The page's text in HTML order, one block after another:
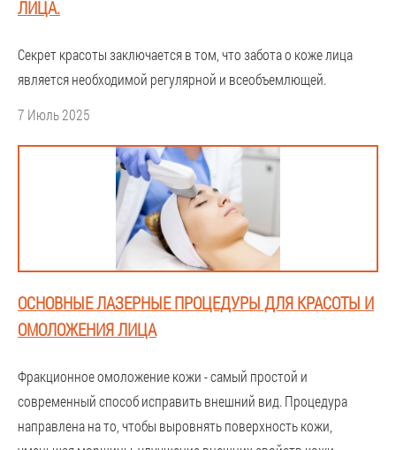
ЛИЦА.
Секрет красоты заключается в том, что забота о коже лица
является необходимой регулярной и всеобъемлющей.
7 Июль 2025
ОСНОВНЫЕ ЛАЗЕРНЫЕ ПРОЦЕДУРЫ ДЛЯ КРАСОТЫ И
ОМОЛОЖЕНИЯ ЛИЦА
Фракционное омоложение кожи - самый простой и
современный способ исправить внешний вид. Процедура
направлена на то, чтобы выровнять поверхность кожи,